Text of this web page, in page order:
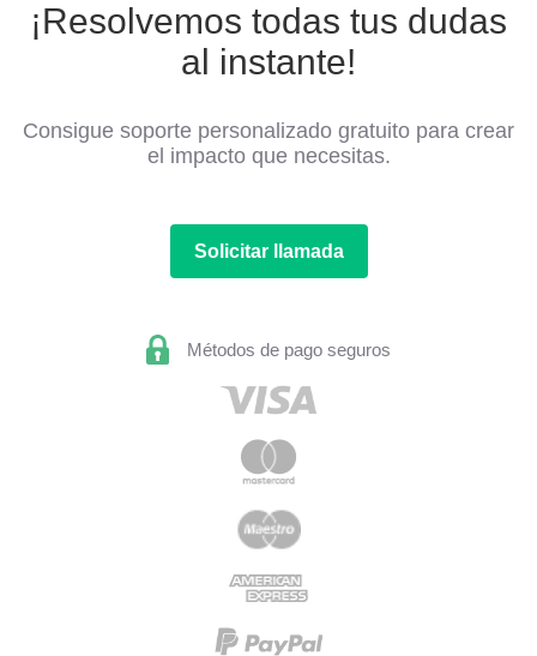
¡Resolvemos todas tus dudas
al instante!
Consigue soporte personalizado gratuito para crear
el impacto que necesitas.
Solicitar llamada
Métodos de pago seguros